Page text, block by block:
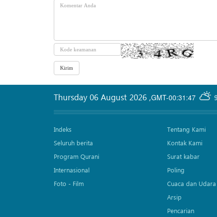
GMT-00:31:47
Thursday 06 August 2026 ,
Indeks
Seluruh berita
Program Qurani
Internasional
Foto - Film
Tentang Kami
Kontak Kami
Surat kabar
Poling
Cuaca dan Udara
Arsip
Pencarian